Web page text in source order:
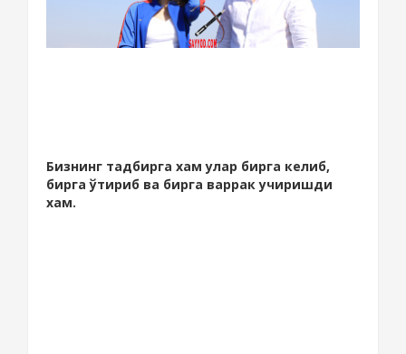
Бизнинг тадбирга хам улар бирга келиб,
бирга ўтириб ва бирга варрак учиришди
хам.